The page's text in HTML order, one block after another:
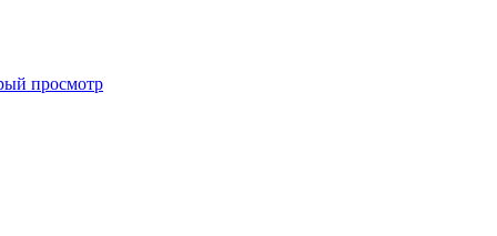
просмотр